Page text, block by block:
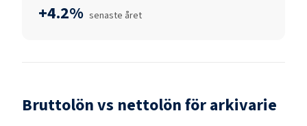
+4.2% senaste året
Bruttolön vs nettolön förarkivarie